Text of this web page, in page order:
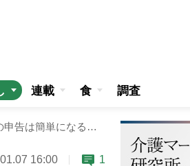
連載 食 調査
マイナ保険証で何が便利になる？「医療費控除の申告は簡単になるが高齢者にはハードルも」注意ポイントをFPが解説
16:00 1